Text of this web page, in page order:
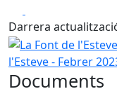
Darrera
La Font de l'Esteve
l'Esteve - Febrer
Documents